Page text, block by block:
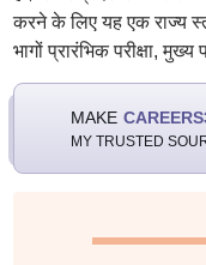
करने के लिए यह एक राज्य
भागों प्रारंभिक परीक्षा, मुख्य
MAKE
MY TRUSTED